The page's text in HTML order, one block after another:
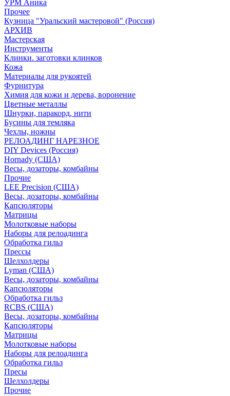
УРМ Аника
Прочее
Кузница "Уральский мастеровой" (Россия)
АРХИВ
Мастерская
Инструменты
Клинки. заготовки клинков
Кожа
Материалы для рукоятей
Фурнитура
Химия для кожи и дерева, воронение
Цветные металлы
Шнурки, паракорд, нити
Бусины для темляка
Чехлы, ножны
РЕЛОАДИНГ НАРЕЗНОЕ
DIY Devices (Россия)
Hornady (США)
Весы, дозаторы, комбайны
Прочие
LEE Precision (США)
Весы, дозаторы, комбайны
Капсюляторы
Матрицы
Молотковые наборы
Наборы для релоадинга
Обработка гильз
Преcсы
Шелхолдеры
Lyman (США)
Весы, дозаторы, комбайны
Капсюляторы
Обработка гильз
RCBS (США)
Весы, дозаторы, комбайны
Капсюляторы
Матрицы
Молотковые наборы
Наборы для релоадинга
Обработка гильз
Пресы
Шелхолдеры
Прочие